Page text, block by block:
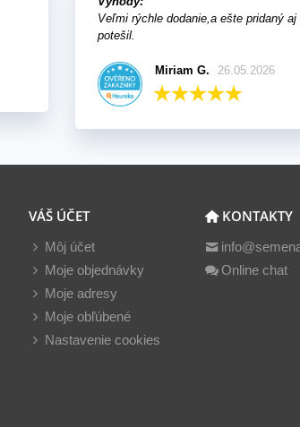
Veľmi rýchle dodanie,a ešte pridaný
potešil.
Miriam G. 26.05.2026
VÁŠ ÚČET
Môj účet
Moje objednávky
Moje adresy
Moje obľúbené
Nastavenie cookies
KONTAKTY
Online chat